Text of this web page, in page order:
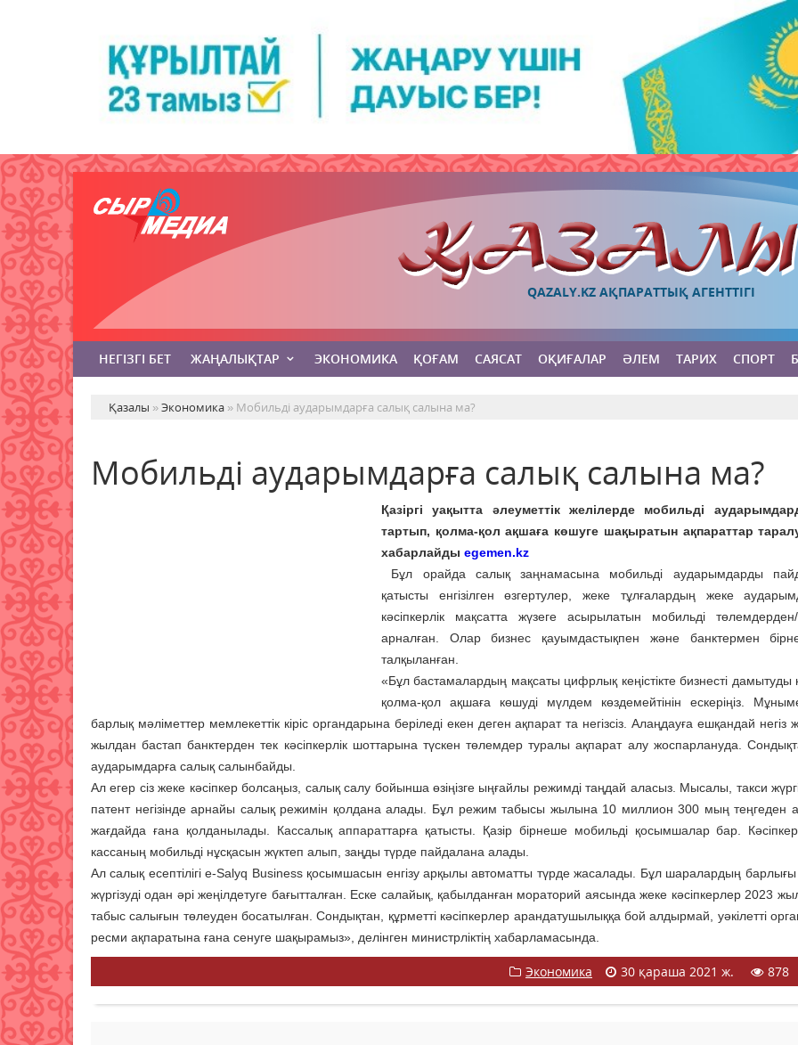
QAZALY.KZ АҚПАРАТТЫҚ АГЕНТТІГІ
НЕГІЗГІ БЕТ ЖАҢАЛЫҚТАР ЭКОНОМИКА ҚОҒАМ САЯСАТ ОҚИҒАЛАР ӘЛЕМ ТАРИХ СПОРТ
Қазалы »Экономика » Мобильді аударымдарға салық салына ма?
Мобильді аударымдарға салық салына ма?
Қазіргі уақытта әлеуметтік желілерде мобильді
тартып, қолма-қол ақшаға көшуге шақыратын ақпараттар
хабарлайды egemen.kz
Бұл орайда салық заңнамасына мобильді аударымдарды
қатысты енгізілген өзгертулер, жеке тұлғалардың жеке
кәсіпкерлік мақсатта жүзеге асырылатын мобильді
арналған. Олар бизнес қауымдастықпен және банктермен
талқыланған.
«Бұл бастамалардың мақсаты цифрлық кеңістікте бизнесті дамытуды
қолма-қол ақшаға көшуді мүлдем көздемейтінін ескеріңіз.
барлық мәліметтер мемлекеттік кіріс органдарына беріледі екен деген ақпарат та негізсіз. Алаңдауға ешқандай негіз
жылдан бастап банктерден тек кәсіпкерлік шоттарына түскен төлемдер туралы ақпарат алу жоспарлануда.
аударымдарға салық салынбайды.
Ал егер сіз жеке кәсіпкер болсаңыз, салық салу бойынша өзіңізге ыңғайлы режимді таңдай аласыз. Мысалы, такси
патент негізінде арнайы салық режимін қолдана алады. Бұл режим табысы жылына 10 миллион 300 мың теңгеден
жағдайда ғана қолданылады. Кассалық аппараттарға қатысты. Қазір бірнеше мобильді қосымшалар бар.
кассаның мобильді нұсқасын жүктеп алып, заңды түрде пайдалана алады.
Ал салық есептілігі e-Salyq Business қосымшасын енгізу арқылы автоматты түрде жасалады. Бұл шаралардың барлығы
жүргізуді одан әрі жеңілдетуге бағытталған. Еске салайық, қабылданған мораторий аясында жеке кәсіпкерлер 2023
табыс салығын төлеуден босатылған. Сондықтан, құрметті кәсіпкерлер арандатушылыққа бой алдырмай, уәкілетті
ресми ақпаратына ғана сенуге шақырамыз», делінген министрліктің хабарламасында.
Экономика 30 қараша 2021 ж. 878